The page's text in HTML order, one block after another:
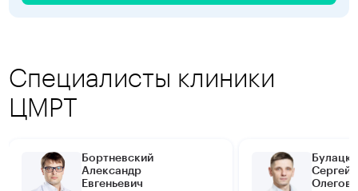
Специалисты клиники
ЦМРТ
Бортневский
Александр
Евгеньевич
Сергей